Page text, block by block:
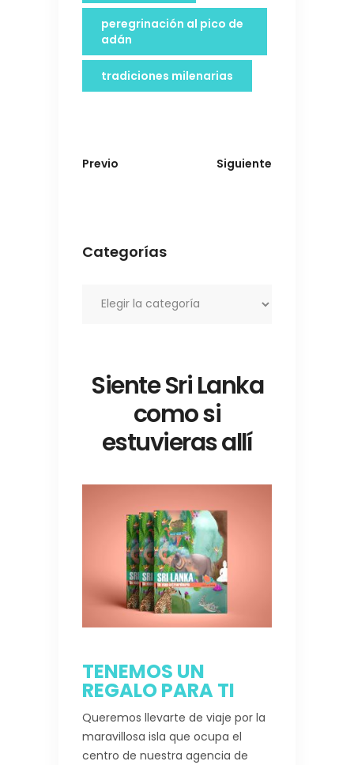
peregrinación al pico de
adán
tradiciones milenarias
Previo Siguiente
Categorías
Siente Sri Lanka
como si
estuvieras allí
TENEMOS UN
REGALO PARA TI
Queremos llevarte de viaje por la
maravillosa isla que ocupa el
centro de nuestra agencia de